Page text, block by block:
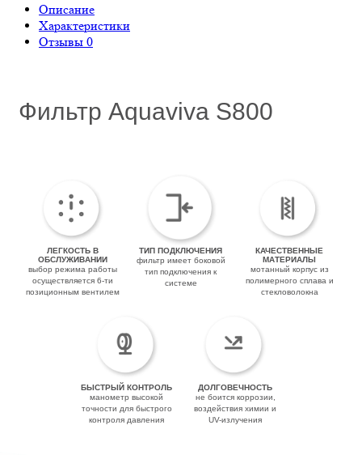
Описание
Характеристики
Отзывы 0
Фильтр Aquaviva S800
ЛЕГКОСТЬ В
ОБСЛУЖИВАНИИ
выбор режима работы
осуществляется 6-ти
позиционным вентилем
ТИП ПОДКЛЮЧЕНИЯ
фильтр имеет боковой
тип подключения к
системе
КАЧЕСТВЕННЫЕ
МАТЕРИАЛЫ
мотанный корпус из
полимерного сплава и
стекловолокна
БЫСТРЫЙ КОНТРОЛЬ
манометр высокой
точности для быстрого
контроля давления
ДОЛГОВЕЧНОСТЬ
не боится коррозии,
воздействия химии и
UV-излучения